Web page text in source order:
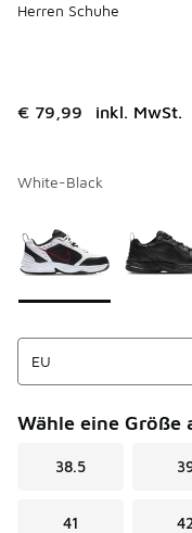
Herren Schuhe
€ 79,99 inkl. MwSt.
White-Black
Wähle eine Größe
38.5
41 42